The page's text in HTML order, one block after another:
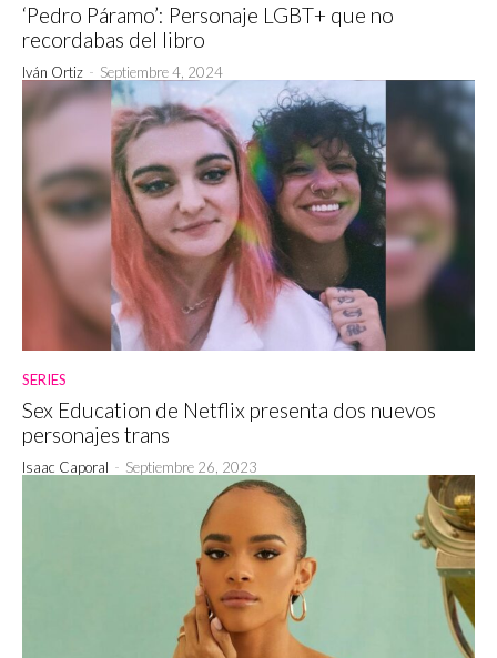
‘Pedro Páramo’: Personaje LGBT+ que no
recordabas del libro
Iván Ortiz - Septiembre 4, 2024
SERIES
Sex Education de Netflix presenta dos nuevos
personajes trans
Isaac Caporal - Septiembre 26, 2023